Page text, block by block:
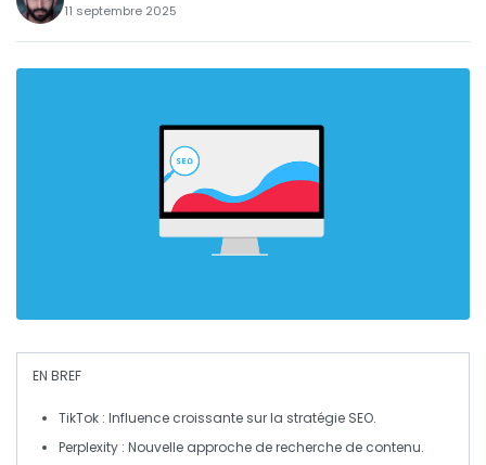
11 septembre 2025
EN BREF
TikTok : Influence croissante sur la stratégie SEO.
Perplexity : Nouvelle approche de recherche de contenu.